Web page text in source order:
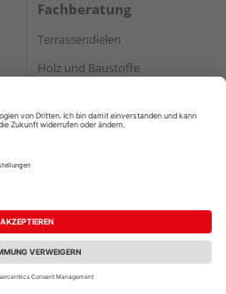
Fachberatung
Terrassendielen
Holz und Baustoffe
AGB
Barrierefreiheitserklärung